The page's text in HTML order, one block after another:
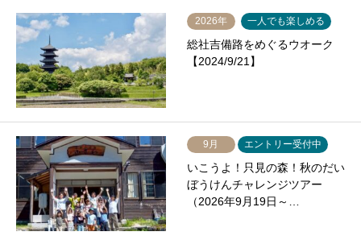
2026年 一人でも楽しめる
総社吉備路をめぐるウオーク
【2024/9/21】
9月 エントリー受付中
いこうよ！只見の森！秋のだい
ぼうけんチャレンジツアー
（2026年9月19日～…